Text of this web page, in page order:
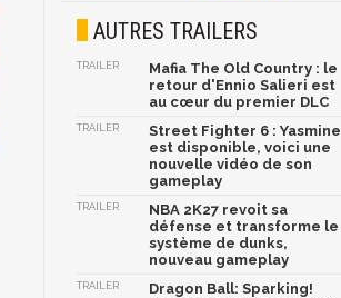
AUTRES TRAILERS
TRAILER
Mafia The Old Country : le
retour d'Ennio Salieri est
au cœur du premier DLC
TRAILER
Street Fighter 6 : Yasmine
est disponible, voici une
nouvelle vidéo de son
gameplay
TRAILER
NBA 2K27 revoit sa
défense et transforme le
système de dunks,
nouveau gameplay
TRAILER
Dragon Ball: Sparking!